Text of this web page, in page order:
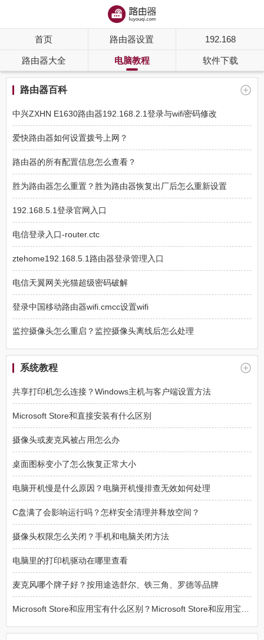
首页 路由器设置 192.168
路由器大全 电脑教程 软件下载
路由器百科
中兴ZXHN E1630路由器192.168.2.1登录与wifi密码修改
爱快路由器如何设置拨号上网？
路由器的所有配置信息怎么查看？
胜为路由器怎么重置？胜为路由器恢复出厂后怎么重新设置
192.168.5.1登录官网入口
电信登录入口-router.ctc
ztehome192.168.5.1路由器登录管理入口
电信天翼网关光猫超级密码破解
登录中国移动路由器wifi.cmcc设置wifi
监控摄像头怎么重启？监控摄像头离线后怎么处理
系统教程
共享打印机怎么连接？Windows主机与客户端设置方法
Microsoft Store和直接安装有什么区别
摄像头或麦克风被占用怎么办
桌面图标变小了怎么恢复正常大小
电脑开机慢是什么原因？电脑开机慢排查无效如何处理
C盘满了会影响运行吗？怎样安全清理并释放空间？
摄像头权限怎么关闭？手机和电脑关闭方法
电脑里的打印机驱动在哪里查看
麦克风哪个牌子好？按用途选舒尔、铁三角、罗德等品牌